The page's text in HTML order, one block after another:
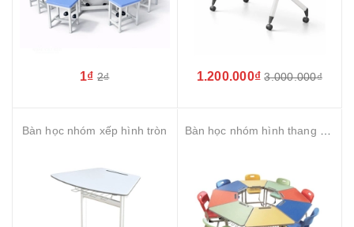
1₫ 2₫ 1.200.000₫ 3.000.000₫
Bàn học nhóm xếp hình tròn